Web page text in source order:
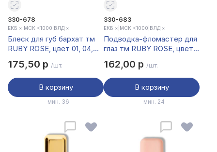
330-678
ЕКБ × МСК <1000 ВЛД ×
Блеск для губ бархат тм
RUBY ROSE, цвет 01, 04,
175,50 р /шт.
В корзину
мин. 36
330-683
ЕКБ × МСК <1000 ВЛД ×
Подводка-фломастер для
глаз тм RUBY ROSE, цвет
162,00 р /шт.
В корзину
мин. 24